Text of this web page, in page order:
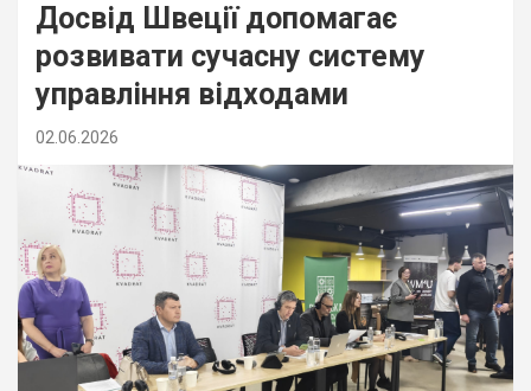
Досвід Швеції допомагає
розвивати сучасну систему
управління відходами
02.06.2026